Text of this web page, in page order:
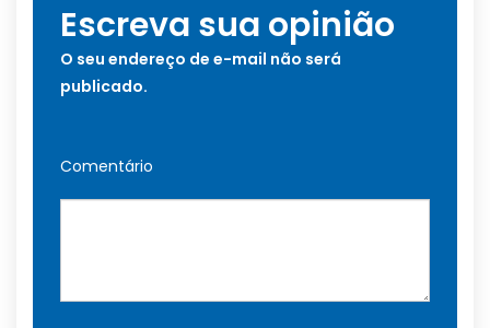
Escreva sua opinião
O seu endereço de e-mail não será
publicado.
Comentário